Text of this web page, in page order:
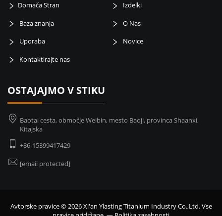
Domača Stran Izdelki
Baza znanja O Nas
Uporaba Novice
Kontaktirajte nas
OSTAJAJMO V STIKU
Baotai cesta, območje Weibin, mesto Baoji, provinca Shaanxi,
Kitajska
+86-15399417429
[email protected]
Avtorske pravice © 2026 Xi'an Ylasting Titanium Industry Co.,Ltd. Vse